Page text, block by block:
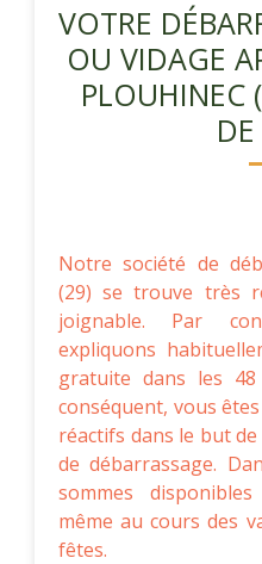
VOTRE
OU VIDAGE
PLOUHINEC
Notre société de
(29) se trouve très
joignable. Par
expliquons
gratuite dans les
conséquent, vous
réactifs dans le but
de débarrassage.
sommes
même au cours des
fêtes.